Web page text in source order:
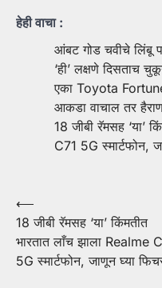
हेही वाचा :
आंबट गोड चवीचे लिंबू
‘ही’ लक्षणे दिसताच
एका Toyota
आकडा वाचाल तर
18 जीबी रॅमसह ‘या’
C71 5G स्मार्टफोन,
Post
navigation
⟵
18 जीबी रॅमसह ‘या’ किंमतीत
भारतात लाँच झाला Realme
5G स्मार्टफोन, जाणून घ्या